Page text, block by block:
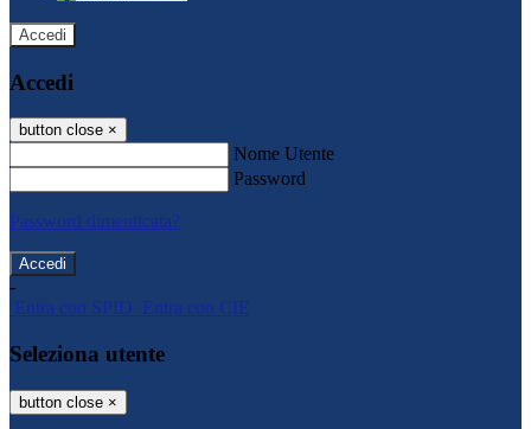
Accedi
Accedi
button close ×
Nome Utente
Password
Password dimenticata?
-
Entra con SPID Entra con CIE
Seleziona utente
button close ×